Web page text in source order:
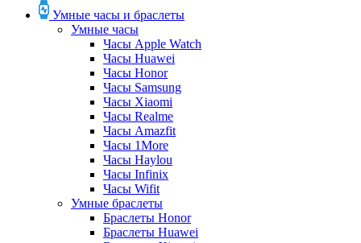
Умные часы и браслеты
Умные часы
Часы Apple Watch
Часы Huawei
Часы Honor
Часы Samsung
Часы Xiaomi
Часы Realme
Часы Amazfit
Часы 1More
Часы Haylou
Часы Infinix
Часы Wifit
Умные браслеты
Браслеты Honor
Браслеты Huawei